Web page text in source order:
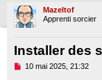
Mazeltof
Apprenti sorcier
Installer des
M10 mai 2025, 21:32